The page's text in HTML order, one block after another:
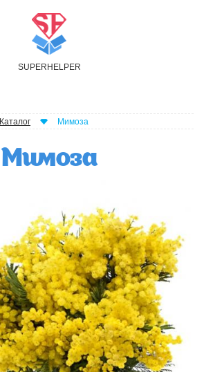
SUPER H ELPER
Каталог Мимоза
Мимоза